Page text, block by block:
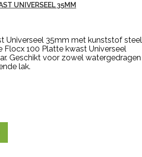
UNIVERSEEL 35MM
Universeel 35mm met kunststof steel
Flocx 100 Platte kwast Universeel
Geschikt voor zowel watergedragen
lak.